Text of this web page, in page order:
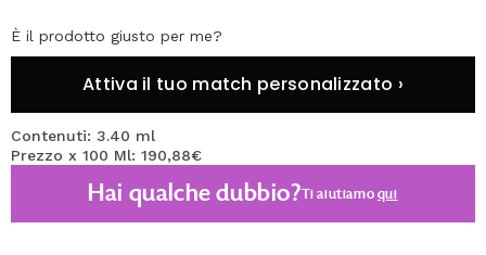
È il prodotto giusto per me?
Attiva il tuo match personalizzato ›
Contenuti: 3.40 ml
Prezzo x 100 Ml: 190,88€
Hai qualche dubbio?Ti aiutiamoqui